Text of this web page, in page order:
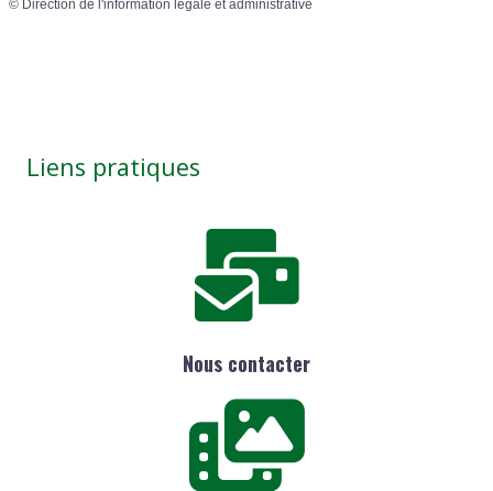
© Direction de l'information légale et administrative
Liens pratiques
Nous contacter